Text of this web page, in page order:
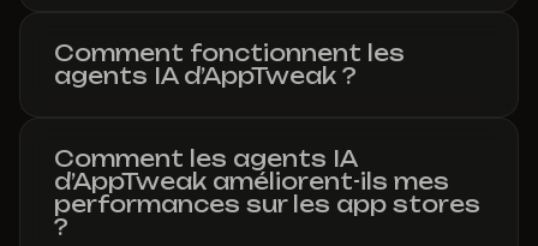
Comment fonctionnent les
agents IA d’AppTweak ?
Comment les agents IA
d’AppTweak améliorent-ils mes
performances sur les app stores
?